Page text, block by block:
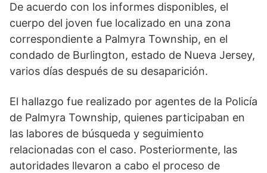
De acuerdo con los informes disponibles, el
cuerpo del joven fue localizado en una zona
correspondiente a Palmyra Township, en el
condado de Burlington, estado de Nueva Jersey,
varios días después de su desaparición.
El hallazgo fue realizado por agentes de la Policía
de Palmyra Township, quienes participaban en
las labores de búsqueda y seguimiento
relacionadas con el caso. Posteriormente, las
autoridades llevaron a cabo el proceso de